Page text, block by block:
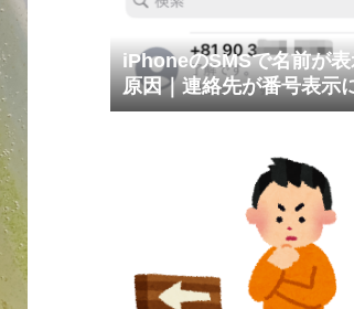
iPhoneのSMSで名前が
原因｜連絡先が番号表示
法